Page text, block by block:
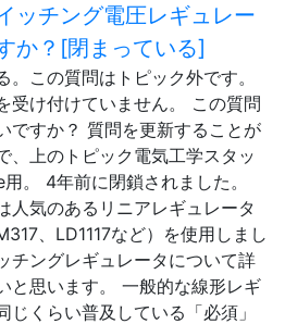
ッチング電圧レギュレー
か？[閉まっている]
。この質問はトピック外です。
受け付けていません。 この質問
ですか？ 質問を更新することが
、上のトピック電気工学スタッ
。 4年前に閉鎖されました。
人気のあるリニアレギュレータ
、LD1117など）を使用しまし
チングレギュレータについて詳
と思います。 一般的な線形レギ
じくらい普及している「必須」